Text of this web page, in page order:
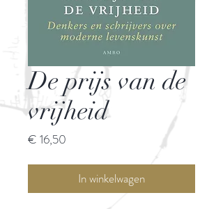
De prijs van de
vrijheid
€ 16,50
In winkelwagen